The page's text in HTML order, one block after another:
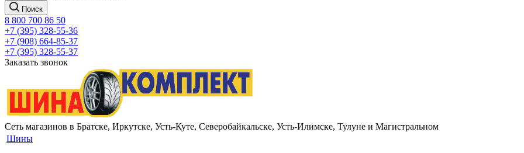
Поиск
8 800 700 86 50
+7 (395) 328-55-36
+7 (908) 664-85-37
+7 (395) 328-55-37
Заказать звонок
Сеть магазинов в Братске, Иркутске, Усть-Куте, Северобайкальске, Усть-Илимске, Тулуне и Магистральном
Шины